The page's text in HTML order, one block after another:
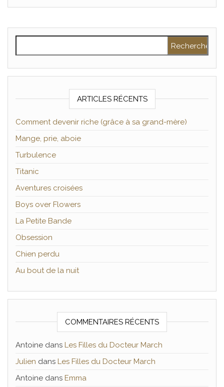
ARTICLES RÉCENTS
Comment devenir riche (grâce à sa grand-mère)
Mange, prie, aboie
Turbulence
Titanic
Aventures croisées
Boys over Flowers
La Petite Bande
Obsession
Chien perdu
Au bout de la nuit
COMMENTAIRES RÉCENTS
Antoine dans Les Filles du Docteur March
Julien dans Les Filles du Docteur March
Antoine dans Emma